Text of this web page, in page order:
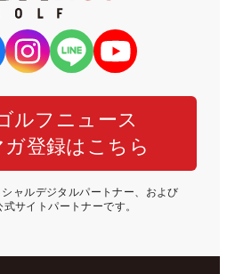
ルフニュース
ガ登録はこちら
ャルデジタルパートナー、および
式サイトパートナーです。